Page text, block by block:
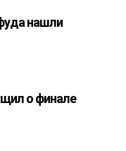
нашли
о финале